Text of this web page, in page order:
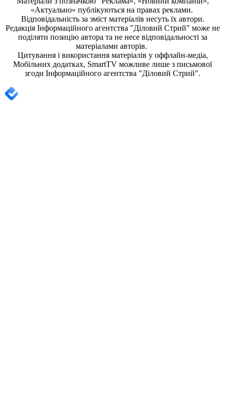
«Актуально» публікуються на правах реклами.
Відповідальність за зміст матеріалів несуть їх автори.
Редакція Інформаційного агентства "Діловий Стрий" може не
поділяти позицію автора та не несе відповідальності за
матеріалами авторів.
Цитування і використання матеріалів у оффлайн-медіа,
Мобільних додатках, SmartTV можливе лише з письмової
згоди Інформаційного агентства "Діловий Стрий".